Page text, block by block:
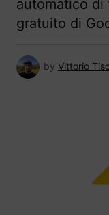
automatico
gratuito di
by Vittorio